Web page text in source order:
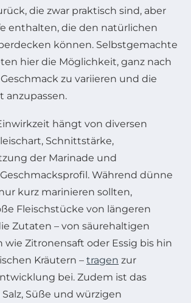
die zwar praktisch sind, aber
enthalten, die den natürlichen
können. Selbstgemachte
hier die Möglichkeit, ganz nach
zu variieren und die
anzupassen.
hängt von diversen
Schnittstärke,
der Marinade und
Während dünne
kurz marinieren sollten,
Fleischstücke von längeren
Zutaten – von säurehaltigen
Zitronensaft oder Essig bis hin
Kräutern – tragen zur
bei. Zudem ist das
Süße und würzigen